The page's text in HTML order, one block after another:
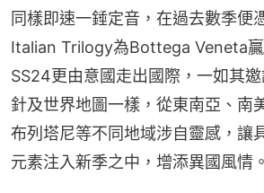
同樣即速一錘定音，在過去數季便
Italian Trilogy為Bottega Veneta
SS24更由意國走出國際，一如其
針及世界地圖一樣，從東南亞、南
布列塔尼等不同地域涉自靈感，讓
元素注入新季之中，增添異國風情。